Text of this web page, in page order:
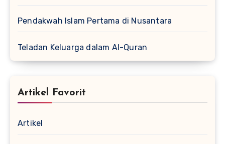
Pendakwah Islam Pertama di Nusantara
Teladan Keluarga dalam Al-Quran
Artikel Favorit
Artikel